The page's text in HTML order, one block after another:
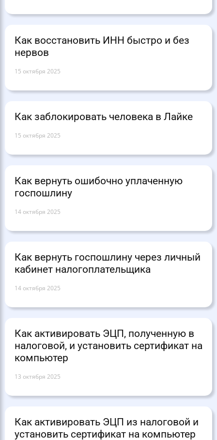
Как восстановить ИНН быстро и без
нервов
15 октября 2025
Как заблокировать человека в Лайке
15 октября 2025
Как вернуть ошибочно уплаченную
госпошлину
14 октября 2025
Как вернуть госпошлину через личный
кабинет налогоплательщика
14 октября 2025
Как активировать ЭЦП, полученную в
налоговой, и установить сертификат на
компьютер
13 октября 2025
Как активировать ЭЦП из налоговой и
установить сертификат на компьютер